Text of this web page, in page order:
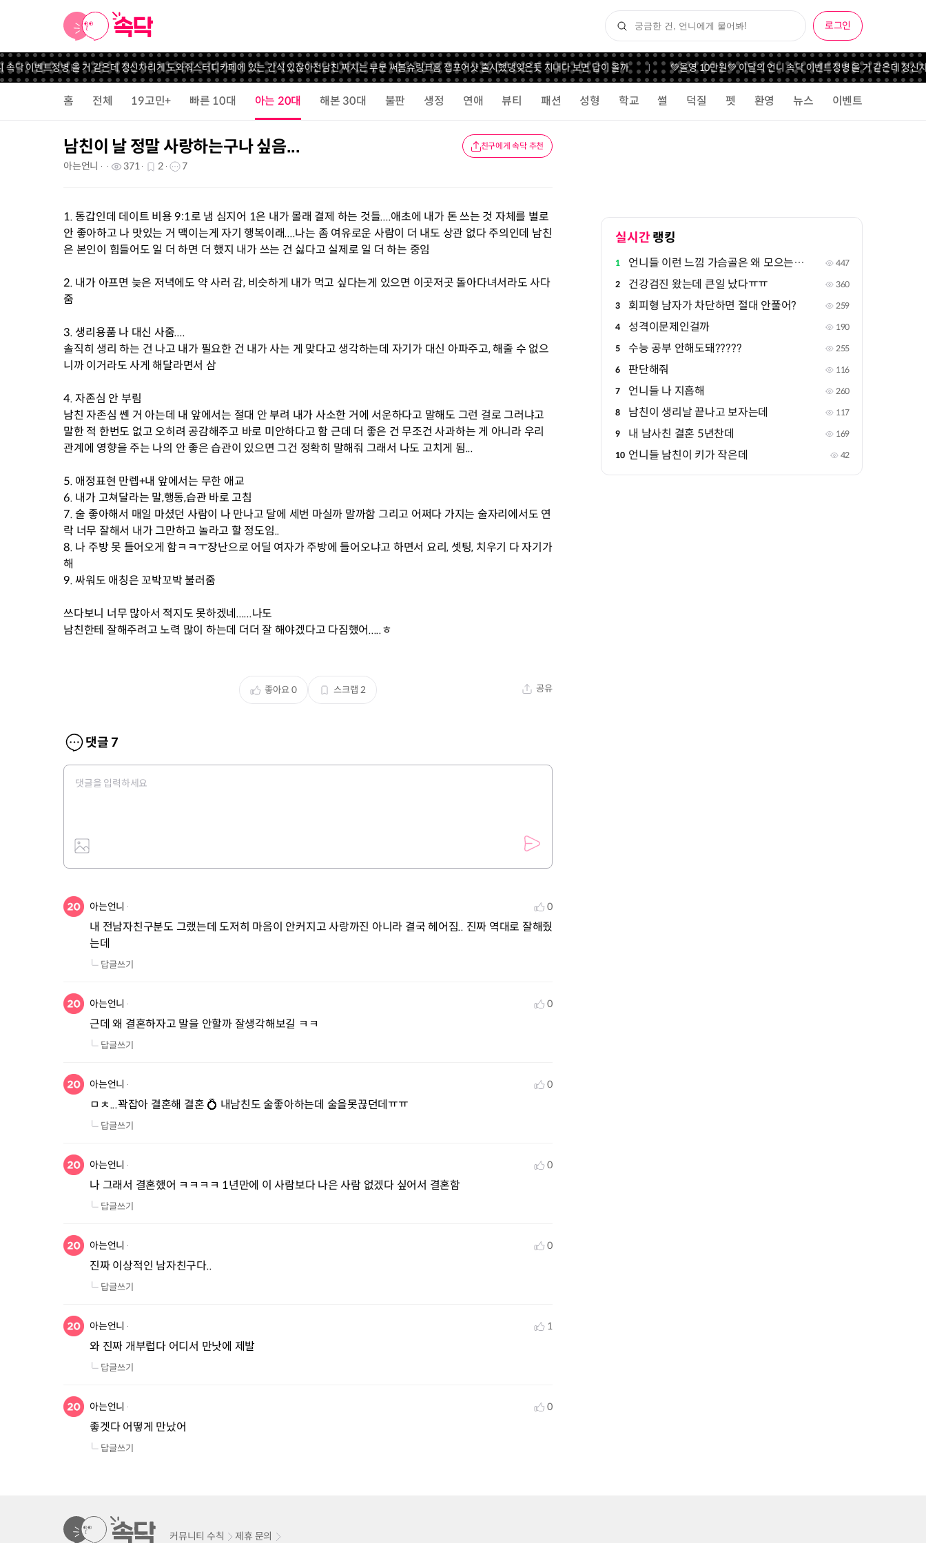
로그인
닥 이벤트정병 올 거 같은데 정신차리게 도와줘스터디카페에 있는 간식 있잖아전남친 짜치는 부분 써봄슈링크홈 잽포어샷 출시했댕잊은듯 지내다 보면 답이 올까 💚올영 10만원💚 이달의 언니 속닥 이벤트정병 올 거 같은데 정신차
홈 전체 19고민+ 빠른 10대 아는 20대 해본 30대 불판 생정 연애 뷰티 패션 성형 학교 썰 덕질 펫 환영 뉴스 이벤트
남친이 날 정말 사랑하는구나 싶음... 친구에게 속닥 추천
아는언니 371 2 7
1. 동갑인데 데이트 비용 9:1로 냄 심지어 1은 내가 몰래 결제 하는 것들....애초에 내가 돈 쓰는 것 자체를 별로
안 좋아하고 나 맛있는 거 맥이는게 자기 행복이래....나는 좀 여유로운 사람이 더 내도 상관 없다 주의인데 남친
은 본인이 힘들어도 일 더 하면 더 했지 내가 쓰는 건 싫다고 실제로 일 더 하는 중임
2. 내가 아프면 늦은 저녁에도 약 사러 감, 비슷하게 내가 먹고 싶다는게 있으면 이곳저곳 돌아다녀서라도 사다
줌
3. 생리용품 나 대신 사줌....
솔직히 생리 하는 건 나고 내가 필요한 건 내가 사는 게 맞다고 생각하는데 자기가 대신 아파주고, 해줄 수 없으
니까 이거라도 사게 해달라면서 삼
4. 자존심 안 부림
남친 자존심 쎈 거 아는데 내 앞에서는 절대 안 부려 내가 사소한 거에 서운하다고 말해도 그런 걸로 그러냐고
말한 적 한번도 없고 오히려 공감해주고 바로 미안하다고 함 근데 더 좋은 건 무조건 사과하는 게 아니라 우리
관계에 영향을 주는 나의 안 좋은 습관이 있으면 그건 정확히 말해줘 그래서 나도 고치게 됨...
5. 애정표현 만렙+내 앞에서는 무한 애교
6. 내가 고쳐달라는 말,행동,습관 바로 고침
7. 술 좋아해서 매일 마셨던 사람이 나 만나고 달에 세번 마실까 말까함 그리고 어쩌다 가지는 술자리에서도 연
락 너무 잘해서 내가 그만하고 놀라고 할 정도임..
8. 나 주방 못 들어오게 함ㅋㅋㅜ장난으로 어딜 여자가 주방에 들어오냐고 하면서 요리, 셋팅, 치우기 다 자기가
해
9. 싸워도 애칭은 꼬박꼬박 불러줌
쓰다보니 너무 많아서 적지도 못하겠네......나도
남친한테 잘해주려고 노력 많이 하는데 더더 잘 해야겠다고 다짐했어.....ㅎ
좋아요0 스크랩 2 공유
댓글 7
아는언니 0
내 전남자친구분도 그랬는데 도저히 마음이 안커지고 사랑까진 아니라 결국 헤어짐.. 진짜 역대로 잘해줬
는데
답글쓰기
아는언니 0
근데 왜 결혼하자고 말을 안할까 잘생각해보길 ㅋㅋ
답글쓰기
아는언니 0
ㅁㅊ...꽉잡아 결혼해 결혼 💍 내남친도 술좋아하는데 술을못끊던데ㅠㅠ
답글쓰기
아는언니 0
나 그래서 결혼했어 ㅋㅋㅋㅋ 1년만에 이 사람보다 나은 사람 없겠다 싶어서 결혼함
답글쓰기
아는언니 0
진짜 이상적인 남자친구다..
답글쓰기
아는언니 1
와 진짜 개부럽다 어디서 만낫에 제발
답글쓰기
아는언니 0
좋겟다 어떻게 만났어
답글쓰기
실시간 랭킹
1 언니들 이런 느낌 가슴골은 왜 모으는지 궁금해 447
2 건강검진 왔는데 큰일 났다ㅠㅠ 360
3 회피형 남자가 차단하면 절대 안풀어? 259
4 성격이문제인걸까 190
5 수능 공부 안해도돼????? 255
6 판단해줘 116
7 언니들 나 지흡해 260
8 남친이 생리날 끝나고 보자는데 117
9 내 남사친 결혼 5년찬데 169
10 언니들 남친이 키가 작은데 42
커뮤니티 수칙 제휴 문의